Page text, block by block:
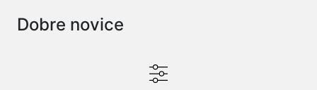
Dobre novice